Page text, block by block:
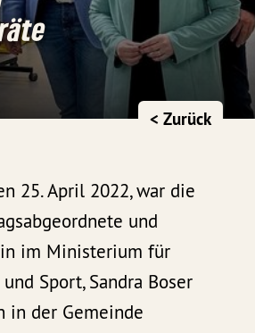
< Zurück
25. April 2022, war die
und
im Ministerium für
Sport, Sandra Boser
in der Gemeinde